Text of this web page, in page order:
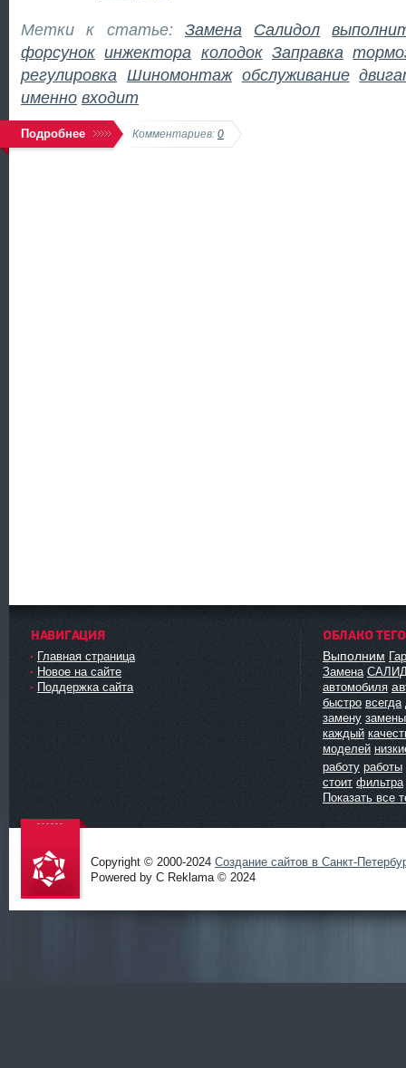
Метки к статье: Замена Салидол
форсунок инжектора колодок Заправка
регулировка Шиномонтаж обслуживание
именно входит
Подробнее Комментариев: 0
НАВИГАЦИЯ
Главная страница
Новое на сайте
Поддержка сайта
ОБЛАКО
Выполним
Замена
автомобиля
быстро всегда
замену замены
каждый
моделей
работу работы
стоит фильтра
Показать все
Проект
Copyright © 2000-2024 Создание сайтов в Санкт-
Powered by C Reklama © 2024